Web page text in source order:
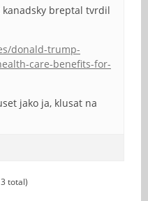
breptal tvrdil
donald-trump-
care-benefits-for-
jako ja, klusat na
total)